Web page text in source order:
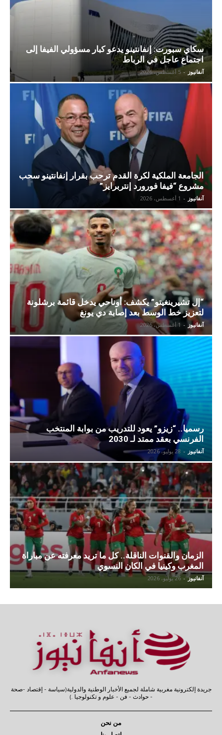
سكاي سبورت: إنفانتينو يدعو كبار مسؤولي الفيفا إلى
اجتماع عاجل في الرباط
آنفانيوز - 5 أغسطس، 2026
الجامعة الملكية لكرة القدم ترحب بقرار إنفانتينو سحب
مشروع “فيفا فورورد إنتربرايز”
آنفانيوز - 1 أغسطس، 2026
“إل تشيرينغيتو” يكشف: أوناحي يدخل قائمة برشلونة
لتعزيز خط الوسط بعد إصابة دي يونغ
آنفانيوز - 1 أغسطس، 2026
رسميا.. “زيزو” يعود للتدريب من بوابة المنتخب
الفرنسي بعقد ممتد لـ 2030
آنفانيوز - 28 يوليو، 2026
الزمان والقنوات الناقلة.. كل ما تريد معرفته عن مباراة
المغرب وكينيا في الكان النسوي
آنفانيوز - 26 يوليو، 2026
جريدة إلكترونية مغربية شاملة لجميع الأخبار الوطنية والدولية(سياسة - إقتصاد -صحة
- حوادث - فن - علوم و تكنولوجيا .)
من نحن